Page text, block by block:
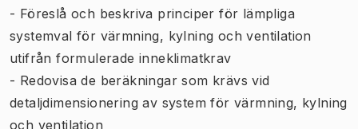
- Föreslå och beskriva principer för lämpliga
systemval för värmning, kylning och ventilation
utifrån formulerade inneklimatkrav
- Redovisa de beräkningar som krävs vid
detaljdimensionering av system för värmning, kylning
och ventilation